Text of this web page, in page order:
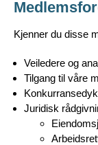
Kjenner du disse
Veiledere og
Tilgang til våre
Juridisk